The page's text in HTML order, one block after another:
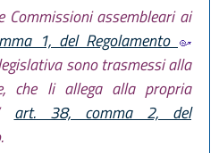
assembleari ai
1, del Regolamento
sono trasmessi alla
che li allega alla propria
art. 38, comma 2, del